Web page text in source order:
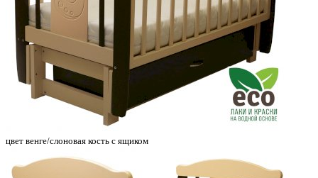
цвет венге/слоновая кость с ящиком